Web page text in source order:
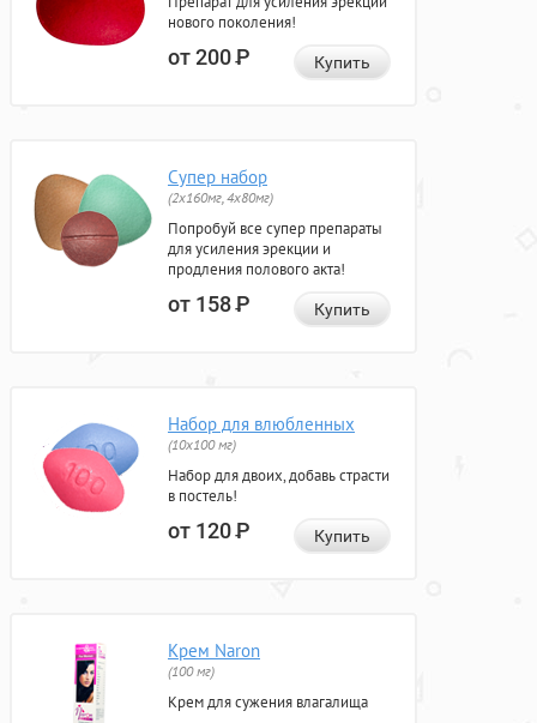
нового поколения!
от 200Р Купить
Супер набор
(2х160мг, 4х80мг)
Попробуй все супер препараты
для усиления эрекции и
продления полового акта!
от 158Р Купить
Набор для влюбленных
(10х100 мг)
Набор для двоих, добавь страсти
в постель!
от 120Р Купить
Крем Naron
(100 мг)
Крем для сужения влагалища